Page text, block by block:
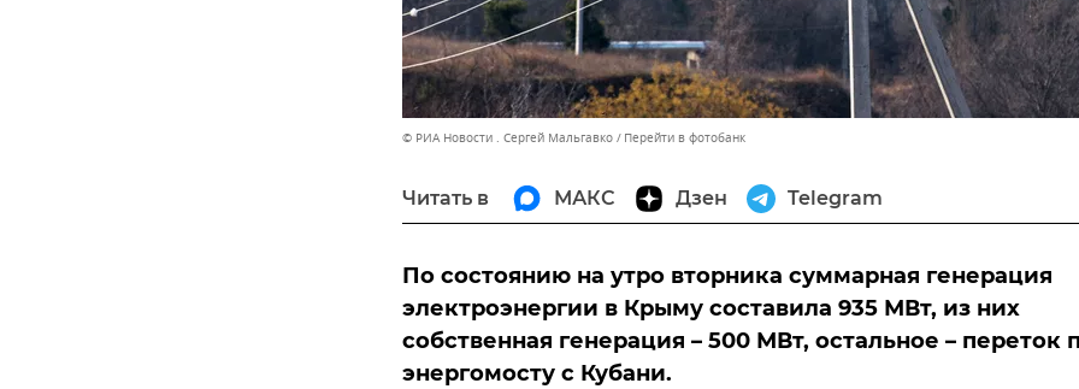
© РИА Новости . Сергей Мальгавко Перейти в фотобанк
Читать в МАКС Дзен Telegram
По состоянию на утро вторника суммарная генерация
электроэнергии в Крыму составила 935 МВт, из них
собственная генерация – 500 МВт, остальное – переток
энергомосту с Кубани.